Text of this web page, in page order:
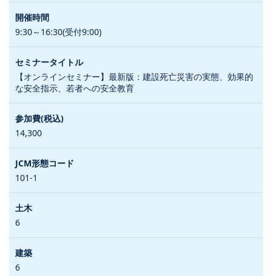
9:30～16:30(受付9:00)
【オンラインセミナー】最新版：建設死亡災害の実態、効果的
な安全指示、若者への安全教育
14,300
101-1
6
6